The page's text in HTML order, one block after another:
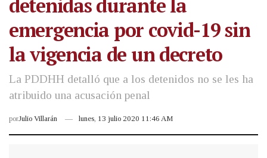
detenidas durante la
emergencia por covid-19 sin
la vigencia de un decreto
La PDDHH detalló que a los detenidos no se les ha
atribuido una acusación penal
porJulio Villarán lunes, 13 julio 2020 11:46 AM